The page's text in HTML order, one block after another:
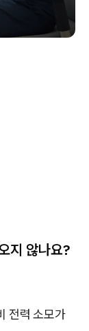
지 않나요?
전력 소모가